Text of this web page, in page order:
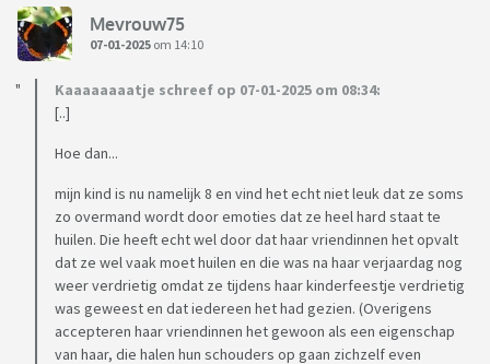
Mevrouw75
07-01-2025 om 14:10
Kaaaaaaaatje schreef op 07-01-2025 om 08:34:
[..]
Hoe dan...
mijn kind is nu namelijk 8 en vind het echt niet leuk dat ze soms
zo overmand wordt door emoties dat ze heel hard staat te
huilen. Die heeft echt wel door dat haar vriendinnen het opvalt
dat ze wel vaak moet huilen en die was na haar verjaardag nog
weer verdrietig omdat ze tijdens haar kinderfeestje verdrietig
was geweest en dat iedereen het had gezien. (Overigens
accepteren haar vriendinnen het gewoon als een eigenschap
van haar, die halen hun schouders op gaan zichzelf even